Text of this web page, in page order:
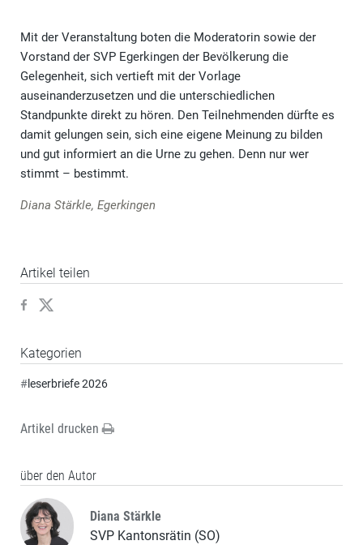
Mit der Veranstaltung boten die Moderatorin sowie der
Vorstand der SVP Egerkingen der Bevölkerung die
Gelegenheit, sich vertieft mit der Vorlage
auseinanderzusetzen und die unterschiedlichen
Standpunkte direkt zu hören. Den Teilnehmenden dürfte es
damit gelungen sein, sich eine eigene Meinung zu bilden
und gut informiert an die Urne zu gehen. Denn nur wer
stimmt – bestimmt.
Diana Stärkle, Egerkingen
Artikel teilen
Kategorien
#leserbriefe 2026
Artikel drucken
über den Autor
Diana Stärkle
SVP Kantonsrätin (SO)